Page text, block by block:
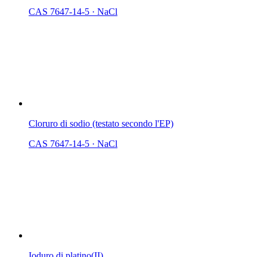
CAS 7647-14-5 · NaCl
Cloruro di sodio (testato secondo l'EP)
CAS 7647-14-5 · NaCl